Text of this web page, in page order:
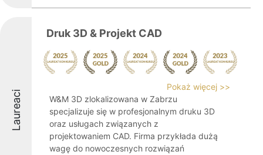
Laureaci
Druk 3D & Projekt CAD
Pokaż więcej >>
W&M 3D zlokalizowana w Zabrzu
specjalizuje się w profesjonalnym druku 3D
oraz usługach związanych z
projektowaniem CAD. Firma przykłada dużą
wagę do nowoczesnych rozwiązań